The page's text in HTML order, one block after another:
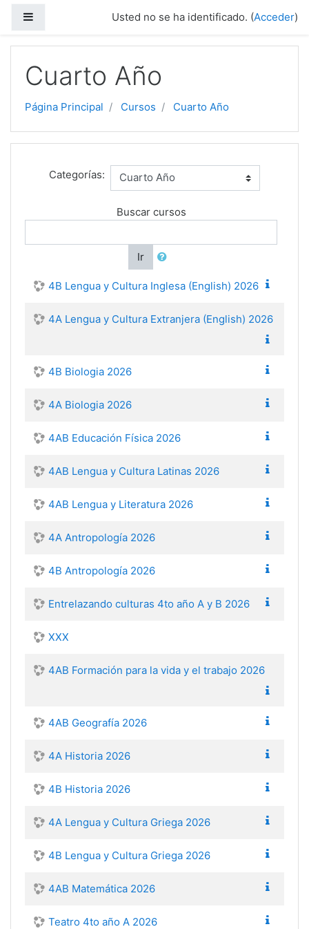
Usted no se ha identificado. (Acceder)
Cuarto Año
Página Principal Cursos Cuarto Año
Categorías:
Buscar cursos
Ir
4B Lengua y Cultura Inglesa (English) 2026
4A Lengua y Cultura Extranjera (English) 2026
4B Biologia 2026
4A Biologia 2026
4AB Educación Física 2026
4AB Lengua y Cultura Latinas 2026
4AB Lengua y Literatura 2026
4A Antropología 2026
4B Antropología 2026
Entrelazando culturas 4to año A y B 2026
XXX
4AB Formación para la vida y el trabajo 2026
4AB Geografía 2026
4A Historia 2026
4B Historia 2026
4A Lengua y Cultura Griega 2026
4B Lengua y Cultura Griega 2026
4AB Matemática 2026
Teatro 4to año A 2026